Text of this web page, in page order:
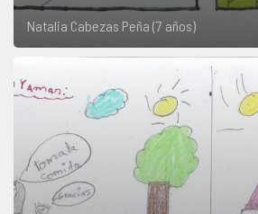
Natalia Cabezas Peña (7 años)